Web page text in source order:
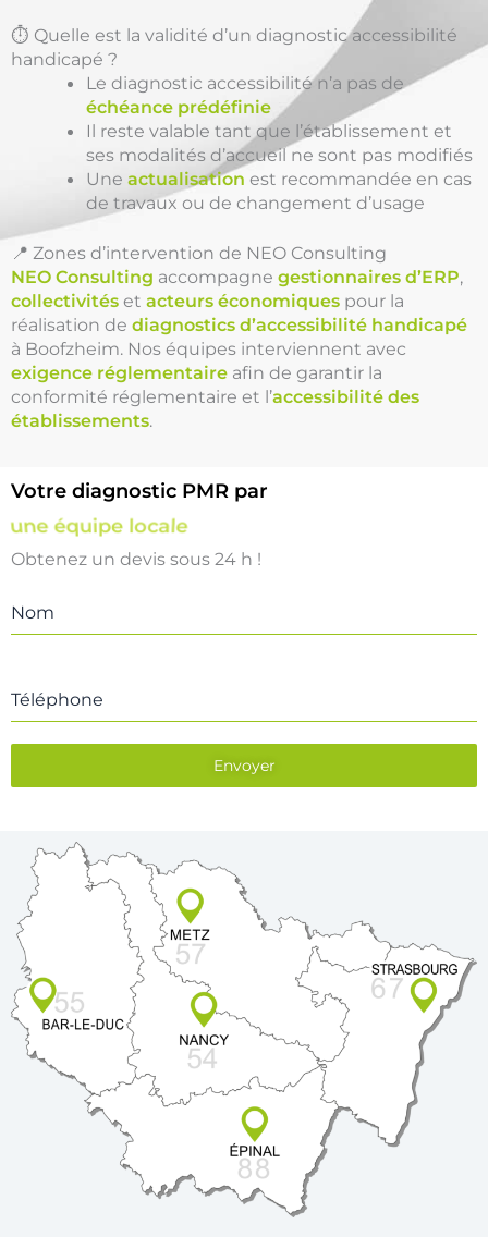
⏱️ Quelle est la validité d’un diagnostic accessibilité
handicapé ?
Le diagnostic accessibilité n’a pas de
échéance prédéfinie
Il reste valable tant que l’établissement et
ses modalités d’accueil ne sont pas modifiés
Uneactualisation est recommandée en cas
de travaux ou de changement d’usage
📍 Zones d’intervention de NEO Consulting
NEO Consulting accompagne gestionnaires d’ERP,
collectivités et acteurs économiques pour la
réalisation de diagnostics d’accessibilité handicapé
à Boofzheim. Nos équipes interviennent avec
exigence réglementaire afin de garantir la
conformité réglementaire et l’accessibilité des
établissements.
Votre diagnostic PMR par
une équipe locale
Obtenez un devis sous 24 h !
Nom
Téléphone
Envoyer